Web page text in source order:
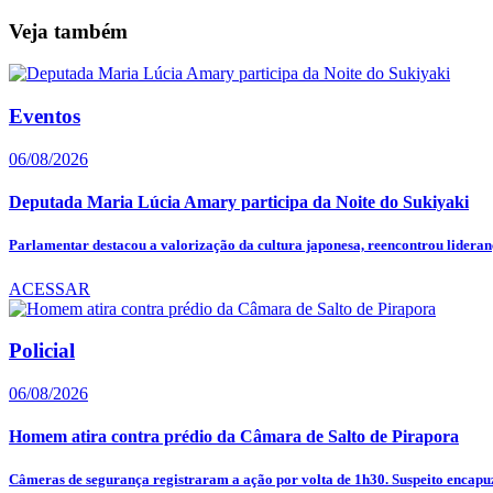
Veja também
Eventos
06/08/2026
Deputada Maria Lúcia Amary participa da Noite do Sukiyaki
Parlamentar destacou a valorização da cultura japonesa, reencontrou
ACESSAR
Policial
06/08/2026
Homem atira contra prédio da Câmara de Salto de Pirapora
Câmeras de segurança registraram a ação por volta de 1h30. Suspeito